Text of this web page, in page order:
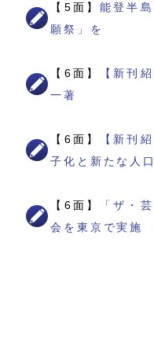
【5面】能登半
願祭」を
【6面】
【新刊
一著
【6面】
【新刊
子化と新たな人
【6面】
「ザ・
会を東京で実施